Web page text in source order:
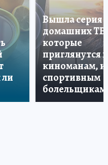
Вышла серия
домашних ТВ,
которые
приглянутся и
киноманам, и
спортивным
болельщикам